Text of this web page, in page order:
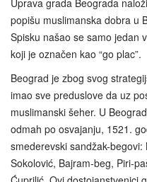
popišu muslimanska dobra u
Spisku našao se samo jedan
koji je označen kao “go plac”.
Beograd je zbog svog
imao sve preduslove da uz
muslimanski šeher. U
odmah po osvajanju, 1521.
smederevski sandžak-
Sokolović, Bajram-beg, Piri-